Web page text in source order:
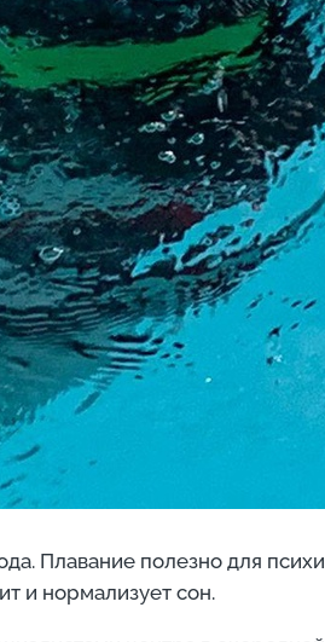
Плавание полезно для
и нормализует сон.